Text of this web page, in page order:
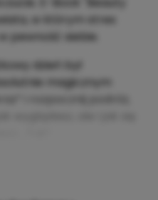
w którym stres
pewność siebie.
dzień był
magicznym